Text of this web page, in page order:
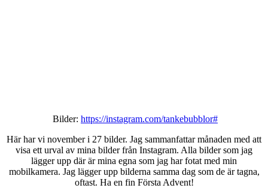
Bilder: https://instagram.com/tankebubblor#
Här har vi november i 27 bilder. Jag sammanfattar månaden med att
visa ett urval av mina bilder från Instagram. Alla bilder som jag
lägger upp där är mina egna som jag har fotat med min
mobilkamera. Jag lägger upp bilderna samma dag som de är tagna,
oftast. Ha en fin Första Advent!